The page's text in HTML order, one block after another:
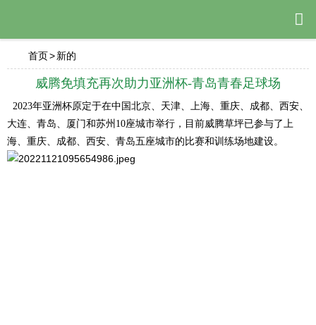

首页>新的
威腾免填充再次助力亚洲杯-青岛青春足球场
2023年亚洲杯原定于在中国北京、天津、上海、重庆、成都、西安、
大连、青岛、厦门和苏州10座城市举行，目前威腾草坪已参与了上
海、重庆、成都、西安、青岛五座城市的比赛和训练场地建设。